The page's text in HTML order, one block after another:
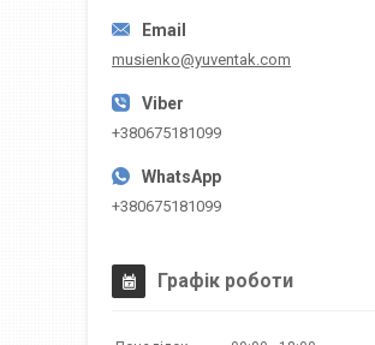
musienko@yuventak.com
+380675181099
+380675181099
Графік роботи